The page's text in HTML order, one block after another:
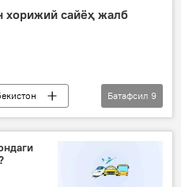
хорижий сайёҳ жалб
Батафсил 9